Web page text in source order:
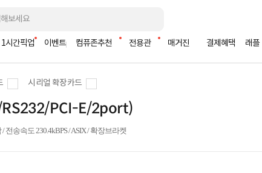
1시간픽업 이벤트 컴퓨존추천 전용관 매거진 결제혜택 래플
시리얼 확장카드
/RS232/PCI-E/2port)
/ 전송속도 230.4kBPS / ASIX / 확장브라켓